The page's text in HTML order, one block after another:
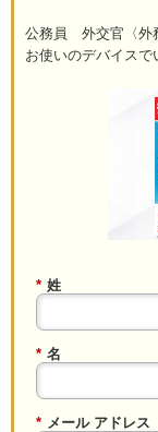
公務員 外交官〈外
お使いのデバイスで
* 姓
* 名
* メール アドレス